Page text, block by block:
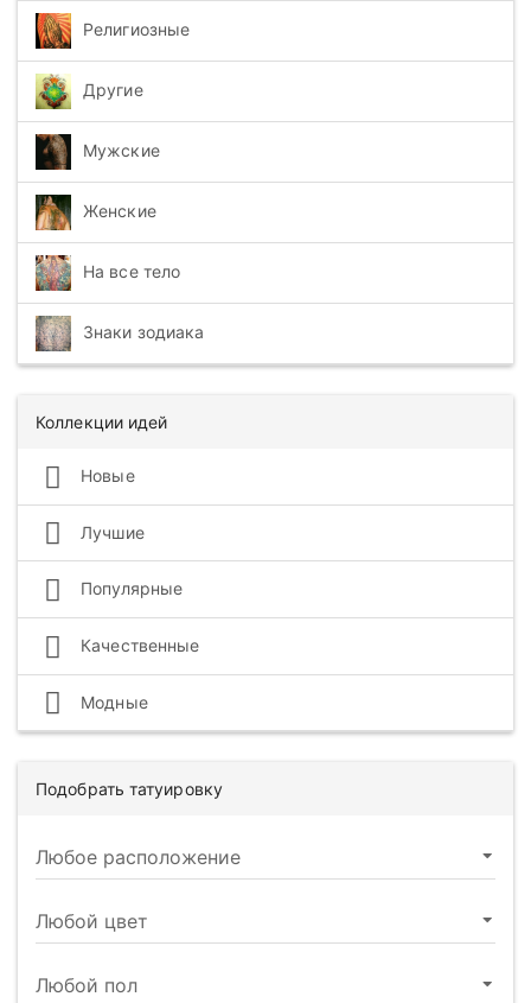
Религиозные
Другие
Мужские
Женские
На все тело
Знаки зодиака
Коллекции идей
Новые
Лучшие
Популярные
Качественные
Модные
Подобрать татуировку